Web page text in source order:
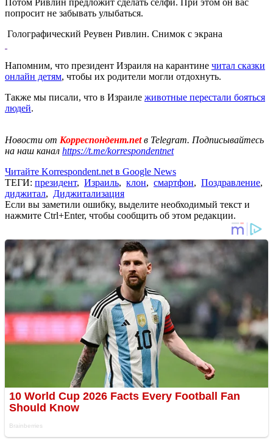
попросит не забывать улыбаться.
Голографический Реувен Ривлин. Снимок с экрана
Напомним, что президент Израиля на карантине читал сказки
онлайн детям, чтобы их родители могли отдохнуть.
Также мы писали, что в Израиле животные перестали бояться
людей.
Новости от Корреспондент.netв Telegram. Подписывайтесь
на наш канал https://t.me/korrespondentnet
Читайте Korrespondent.net в Google News
ТЕГИ: президент, Израиль, клон, смартфон, Поздравление,
диджитал, Диджитализация
Если вы заметили ошибку, выделите необходимый текст и
нажмите Ctrl+Enter, чтобы сообщить об этом редакции.